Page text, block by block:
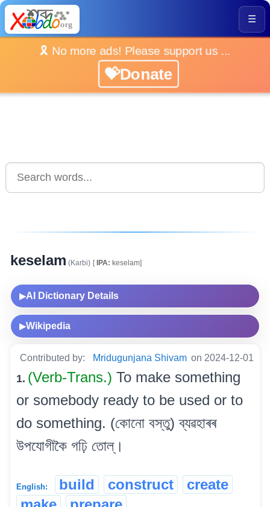
☰
🎗️ No more ads! Please support us ...
💝Donate
keselam (Karbi) [IPA: keselam]
▶AI Dictionary Details
▶Wikipedia
Contributed by: Mridugunjana Shivam on 2024-12-01
1. (Verb-Trans.) To make something
or somebody ready to be used or to
do something. (কোনো বস্তু) ব্যৱহাৰৰ
উপযোগীকৈ গঢ়ি তোল্।
English: build construct
create